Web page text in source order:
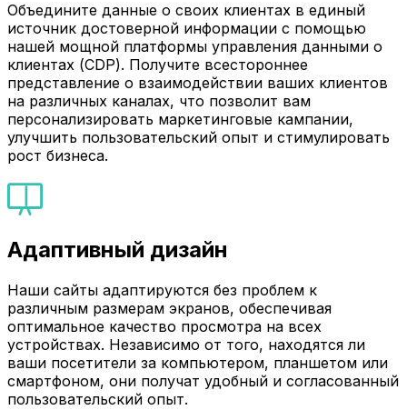
Объедините данные о своих клиентах в единый
источник достоверной информации с помощью
нашей мощной платформы управления данными о
клиентах (CDP). Получите всестороннее
представление о взаимодействии ваших клиентов
на различных каналах, что позволит вам
персонализировать маркетинговые кампании,
улучшить пользовательский опыт и стимулировать
рост бизнеса.
Адаптивный дизайн
Наши сайты адаптируются без проблем к
различным размерам экранов, обеспечивая
оптимальное качество просмотра на всех
устройствах. Независимо от того, находятся ли
ваши посетители за компьютером, планшетом или
смартфоном, они получат удобный и согласованный
пользовательский опыт.